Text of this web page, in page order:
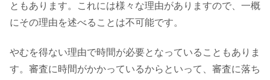
ともあります。これには様々な理由がありますので、一概
にその理由を述べることは不可能です。
やむを得ない理由で時間が必要となっていることもありま
す。審査に時間がかかっているからといって、審査に落ち